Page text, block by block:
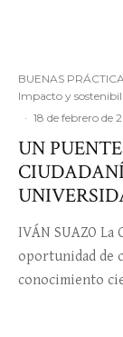
BUENAS
Impacto y
· 18 de febrero de
UN
IVÁN SUAZO La
oportunidad de
conocimiento